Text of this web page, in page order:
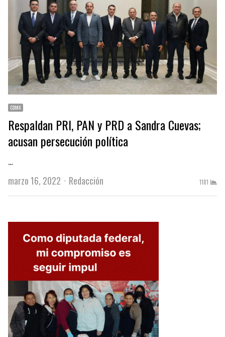
CDMX
Respaldan PRI, PAN y PRD a Sandra Cuevas;
acusan persecución política
…
marzo 16, 2022
Author
Redacción 1181